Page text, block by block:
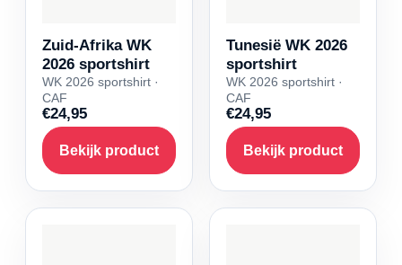
Zuid-Afrika WK
2026 sportshirt
WK 2026 sportshirt ·
CAF
€24,95
Bekijk product
Tunesië WK 2026
sportshirt
WK 2026 sportshirt ·
CAF
€24,95
Bekijk product